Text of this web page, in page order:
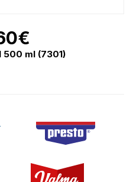
€
ml (7301)